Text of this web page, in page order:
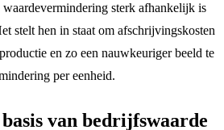
sterk afhankelijk is
stelt hen in staat om afschrijvingskosten
en zo een nauwkeuriger beeld te
per eenheid.
van bedrijfswaarde